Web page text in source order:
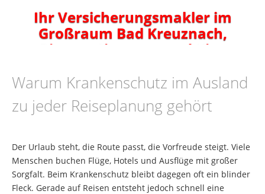
Ihr Versicherungsmakler im
Großraum Bad Kreuznach,
Bingen, Simmern und Kirn
Warum Krankenschutz im Ausland
zu jeder Reiseplanung gehört
Der Urlaub steht, die Route passt, die Vorfreude steigt. Viele
Menschen buchen Flüge, Hotels und Ausflüge mit großer
Sorgfalt. Beim Krankenschutz bleibt dagegen oft ein blinder
Fleck. Gerade auf Reisen entsteht jedoch schnell eine